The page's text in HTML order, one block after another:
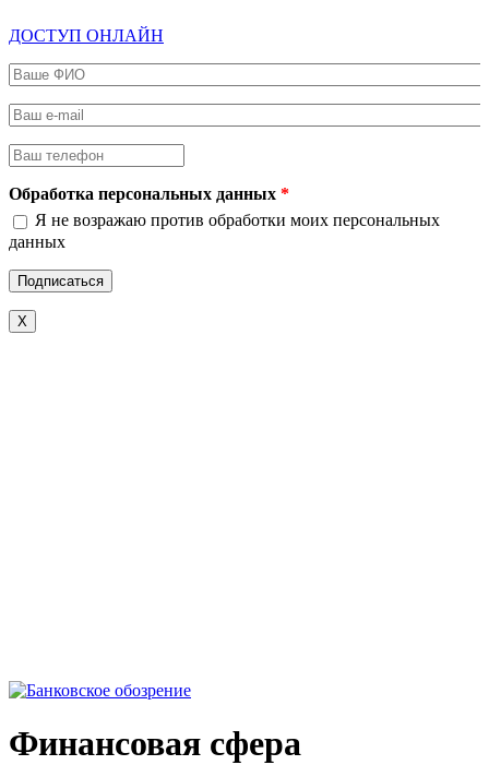
ДОСТУП ОНЛАЙН
Ваше ФИО
Ваш e-mail
Ваш телефон
Обработка персональных данных *
Я не возражаю против обработки моих персональных
данных
X
Финансовая сфера